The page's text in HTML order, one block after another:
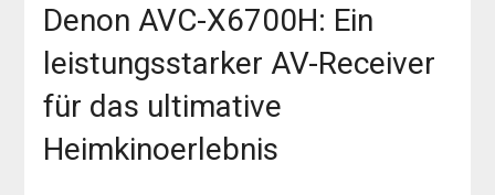
Denon AVC-X6700H: Ein
leistungsstarker AV-Receiver
für das ultimative
Heimkinoerlebnis